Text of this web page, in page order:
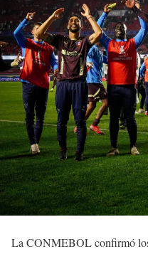
La CONMEBOL confirmó